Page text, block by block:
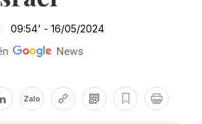
09:54' - 16/05/2024
Zalo